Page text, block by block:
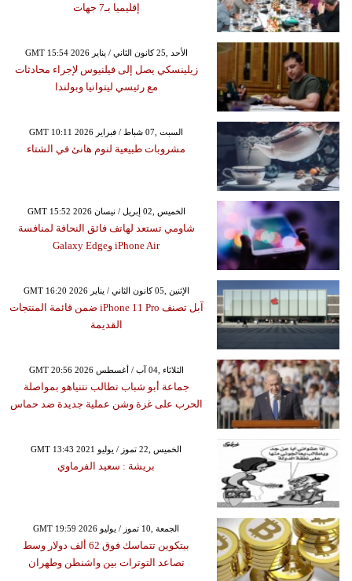
إقليميا بـ7 جهات
GMT 15:54 2026 الأحد ,25 كانون الثاني / يناير
زيلينسكي يصل إلى فيلنيوس لإجراء محادثات
مع رئيسي ليتوانيا وبولندا
GMT 10:11 2026 السبت ,07 شباط / فبراير
مشروبات طبيعية لنوم هانئ في الشتاء
GMT 15:52 2026 الخميس ,02 إبريل / نيسان
شاومي تستعد لهاتف فائق النحافة لمنافسة
iPhone Air وGalaxy Edge
GMT 16:20 2026 الإثنين ,05 كانون الثاني / يناير
آبل تصنف iPhone 11 Pro ضمن قائمة المنتجات
القديمة
GMT 20:56 2026 الثلاثاء ,04 آب / أغسطس
جماعة أبو شباب تطالب نتنياهو بمواصلة
الحرب على غزة وشن عملية جديدة ضد حماس
GMT 13:43 2021 الخميس ,22 تموز / يوليو
بريشة : سعيد الفرماوي
GMT 19:59 2026 الجمعة ,10 تموز / يوليو
بيتكوين تتماسك فوق 62 ألف دولار وسط
تصاعد التوترات بين واشنطن وطهران